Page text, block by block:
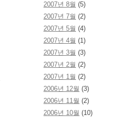
2007년 8월 (5)
2007년 7월 (2)
2007년 5월 (4)
2007년 4월 (1)
2007년 3월 (3)
2007년 2월 (2)
2007년 1월 (2)
2006년 12월 (3)
2006년 11월 (2)
2006년 10월 (10)